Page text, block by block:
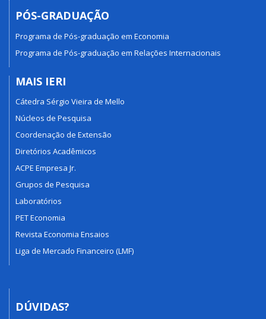
PÓS-GRADUAÇÃO
Programa de Pós-graduação em Economia
Programa de Pós-graduação em Relações Internacionais
MAIS IERI
Cátedra Sérgio Vieira de Mello
Núcleos de Pesquisa
Coordenação de Extensão
Diretórios Acadêmicos
ACPE Empresa Jr.
Grupos de Pesquisa
Laboratórios
PET Economia
Revista Economia Ensaios
Liga de Mercado Financeiro (LMF)
DÚVIDAS?